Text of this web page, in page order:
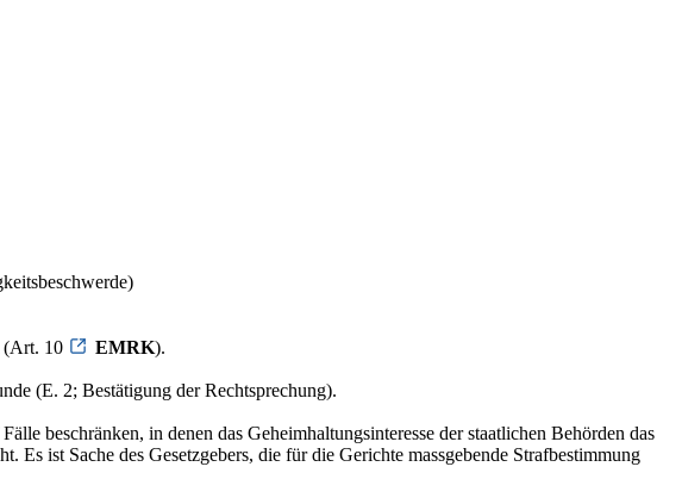
(Art. 10 EMRK).
(E. 2; Bestätigung der Rechtsprechung).
beschränken, in denen das Geheimhaltungsinteresse der staatlichen Behörden das
ist Sache des Gesetzgebers, die für die Gerichte massgebende Strafbestimmung